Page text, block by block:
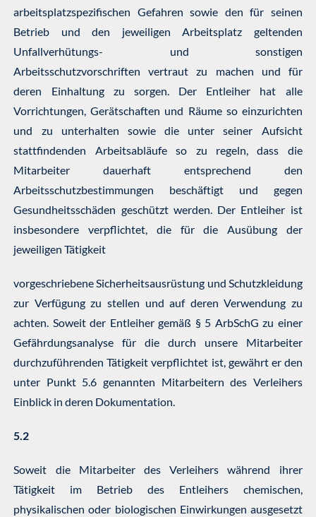
arbeitsplatzspezifischen Gefahren sowie den für seinen
Betrieb und den jeweiligen Arbeitsplatz geltenden
Unfallverhütungs- und sonstigen
Arbeitsschutzvorschriften vertraut zu machen und für
deren Einhaltung zu sorgen. Der Entleiher hat alle
Vorrichtungen, Gerätschaften und Räume so einzurichten
und zu unterhalten sowie die unter seiner Aufsicht
stattfindenden Arbeitsabläufe so zu regeln, dass die
Mitarbeiter dauerhaft entsprechend den
Arbeitsschutzbestimmungen beschäftigt und gegen
Gesundheitsschäden geschützt werden. Der Entleiher ist
insbesondere verpflichtet, die für die Ausübung der
jeweiligen Tätigkeit
vorgeschriebene Sicherheitsausrüstung und Schutzkleidung
zur Verfügung zu stellen und auf deren Verwendung zu
achten. Soweit der Entleiher gemäß § 5 ArbSchG zu einer
Gefährdungsanalyse für die durch unsere Mitarbeiter
durchzuführenden Tätigkeit verpflichtet ist, gewährt er den
unter Punkt 5.6 genannten Mitarbeitern des Verleihers
Einblick in deren Dokumentation.
5.2
Soweit die Mitarbeiter des Verleihers während ihrer
Tätigkeit im Betrieb des Entleihers chemischen,
physikalischen oder biologischen Einwirkungen ausgesetzt